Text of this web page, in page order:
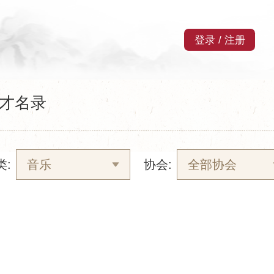
登录/ 注册
名录
: 音乐 协会: 全部协会